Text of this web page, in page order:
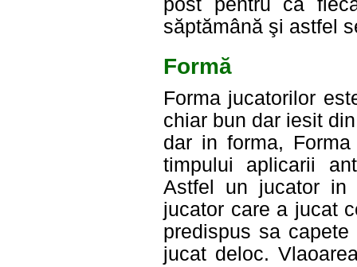
post pentru ca
săptămână şi astfel
Formă
Forma jucatorilor
chiar bun dar iesit
dar in forma,
timpului aplicarii
Astfel un jucator in
jucator care a jucat
predispus sa
jucat deloc.